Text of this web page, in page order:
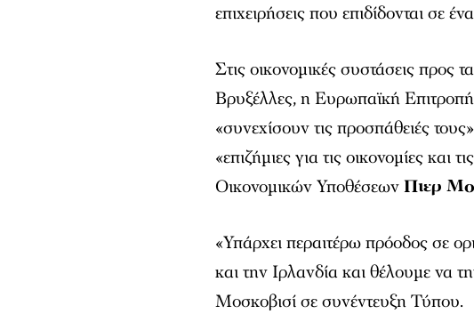
επιχειρήσεις που επιδίδονται σε
Στις οικονομικές συστάσεις προς
Βρυξέλλες, η Ευρωπαϊκή
«συνεχίσουν τις προσπάθειές
«επιζήμιες για τις οικονομίες και
Οικονομικών ΥποθέσεωνΠιερ
«Υπάρχει περαιτέρω πρόοδος σε
και την Ιρλανδία και θέλουμε να
Μοσκοβισί σε συνέντευξη Τύπου.